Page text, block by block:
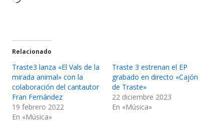
Relacionado
Traste3 lanza «El Vals de la
mirada animal» con la
colaboración del cantautor
Fran Fernández
19 febrero 2022
En «Música»
Traste 3 estrenan el EP
grabado en directo «Cajón
de Traste»
22 diciembre 2023
En «Música»